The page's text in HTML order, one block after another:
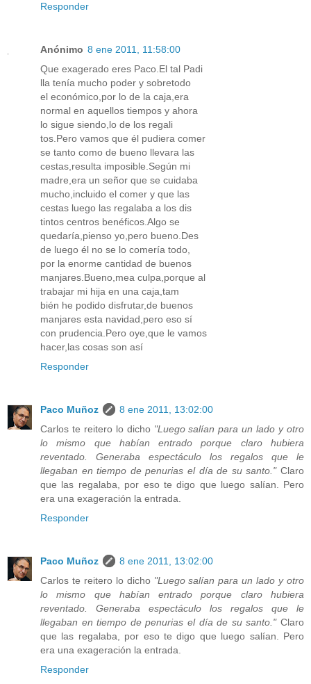
Responder
Anónimo 8 ene 2011, 11:58:00
Que exagerado eres Paco.El tal Padi
lla tenía mucho poder y sobretodo
el económico,por lo de la caja,era
normal en aquellos tiempos y ahora
lo sigue siendo,lo de los regali
tos.Pero vamos que él pudiera comer
se tanto como de bueno llevara las
cestas,resulta imposible.Según mi
madre,era un señor que se cuidaba
mucho,incluido el comer y que las
cestas luego las regalaba a los dis
tintos centros benéficos.Algo se
quedaría,pienso yo,pero bueno.Des
de luego él no se lo comería todo,
por la enorme cantidad de buenos
manjares.Bueno,mea culpa,porque al
trabajar mi hija en una caja,tam
bién he podido disfrutar,de buenos
manjares esta navidad,pero eso sí
con prudencia.Pero oye,que le vamos
hacer,las cosas son así
Responder
Paco Muñoz
8 ene 2011, 13:02:00
Carlos te reitero lo dicho "Luego salían para un lado y otro
lo mismo que habían entrado porque claro hubiera
reventado. Generaba espectáculo los regalos que le
llegaban en tiempo de penurias el día de su santo."Claro
que las regalaba, por eso te digo que luego salían. Pero
era una exageración la entrada.
Responder
Paco Muñoz
8 ene 2011, 13:02:00
Carlos te reitero lo dicho "Luego salían para un lado y otro
lo mismo que habían entrado porque claro hubiera
reventado. Generaba espectáculo los regalos que le
llegaban en tiempo de penurias el día de su santo."Claro
que las regalaba, por eso te digo que luego salían. Pero
era una exageración la entrada.
Responder